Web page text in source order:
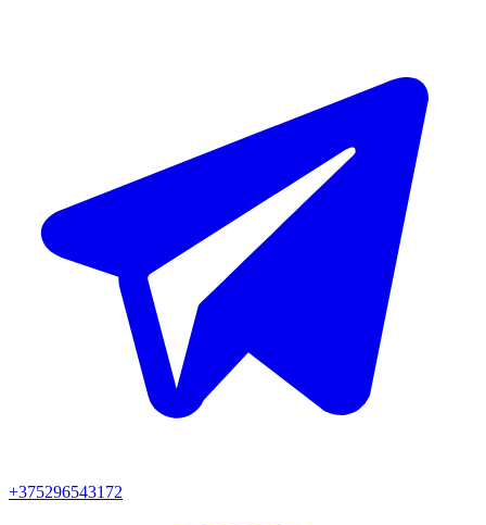
+375296543172